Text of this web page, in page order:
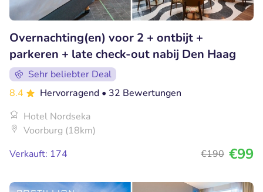
Overnachting(en) voor 2 + ontbijt +
parkeren + late check-out nabij Den Haag
Sehr beliebter Deal
8.4
Hervorragend • 32 Bewertungen
Hotel Nordseka
Voorburg (18km)
Verkauft: 174
€190 €99